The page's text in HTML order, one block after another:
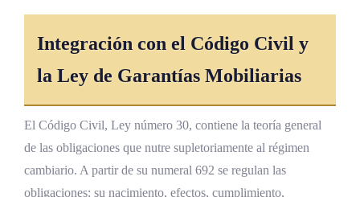
Integración con el Código Civil y
la Ley de Garantías Mobiliarias
El Código Civil, Ley número 30, contiene la teoría general
de las obligaciones que nutre supletoriamente al régimen
cambiario. A partir de su numeral 692 se regulan las
obligaciones: su nacimiento, efectos, cumplimiento,